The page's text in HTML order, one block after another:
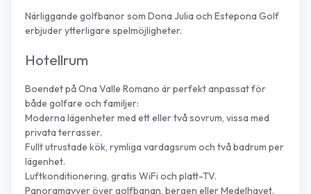
Närliggande golfbanor som Dona Julia och Estepona Golf
erbjuder ytterligare spelmöjligheter.
Hotellrum
Boendet på Ona Valle Romano är perfekt anpassat för
både golfare och familjer:
Moderna lägenheter med ett eller två sovrum, vissa med
privata terrasser.
Fullt utrustade kök, rymliga vardagsrum och två badrum per
lägenhet.
Luftkonditionering, gratis WiFi och platt-TV.
Panoramavyer över golfbanan, bergen eller Medelhavet.